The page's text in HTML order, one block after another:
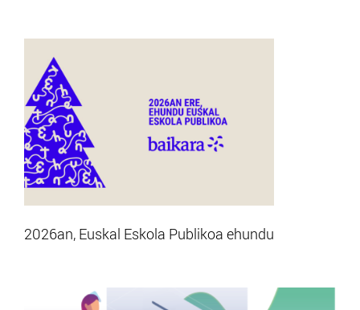
2026an, Euskal Eskola Publikoa ehundu